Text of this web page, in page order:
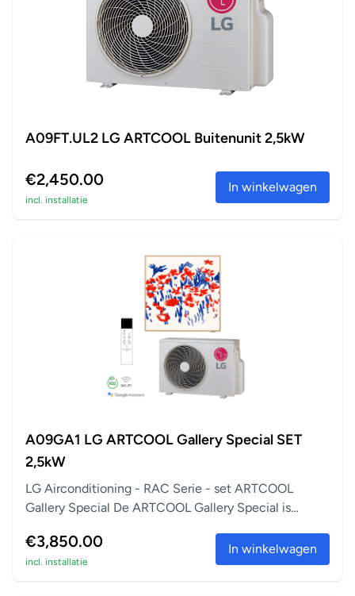
A09FT.UL2 LG ARTCOOL Buitenunit 2,5kW
€2,450.00
incl. installatie
In winkelwagen
A09GA1 LG ARTCOOL Gallery Special SET
2,5kW
LG Airconditioning - RAC Serie - set ARTCOOL
Gallery Special De ARTCOOL Gallery Special is
€3,850.00
incl. installatie
In winkelwagen